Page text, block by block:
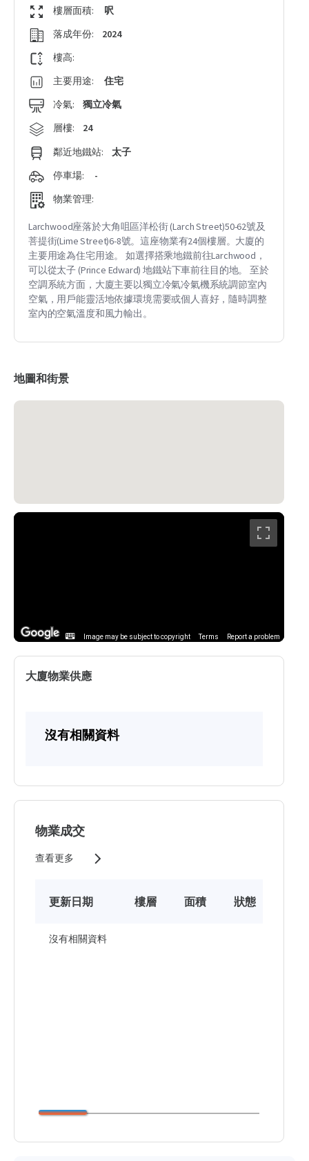
樓層面積:
呎
落成年份:
2024
樓高:
主要用途:
住宅
冷氣:
獨立冷氣
層樓:
24
鄰近地鐵站:
太子
停車場:
-
物業管理:
Larchwood座落於大角咀區洋松街 (Larch Street)50-62號及
菩提街(Lime Street)6-8號。這座物業有24個樓層。大廈的
主要用途為住宅用途。 如選擇搭乘地鐵前往Larchwood，
可以從太子 (Prince Edward) 地鐵站下車前往目的地。 至於
空調系統方面，大廈主要以獨立冷氣冷氣機系統調節室內
空氣，用戶能靈活地依據環境需要或個人喜好，隨時調整
室內的空氣溫度和風力輸出。
地圖和街景
Image may be subject to copyright Terms Report a problem
大廈物業供應
沒有相關資料
物業成交
查看更多
更新日期 樓層 面積 狀態
沒有相關資料